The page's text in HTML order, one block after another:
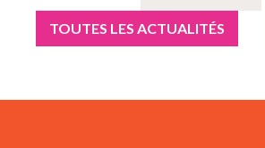
TOUTES LES ACTUALITÉS